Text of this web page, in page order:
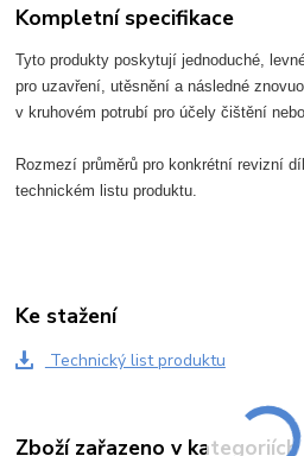
Kompletní specifikace
Tyto produkty poskytují jednoduché,
pro uzavření, utěsnění a následné
v kruhovém potrubí pro účely čištění
Rozmezí průměrů pro konkrétní revizní
technickém listu produktu.
Ke stažení
Technický list produktu
Zboží zařazeno v kategoriích